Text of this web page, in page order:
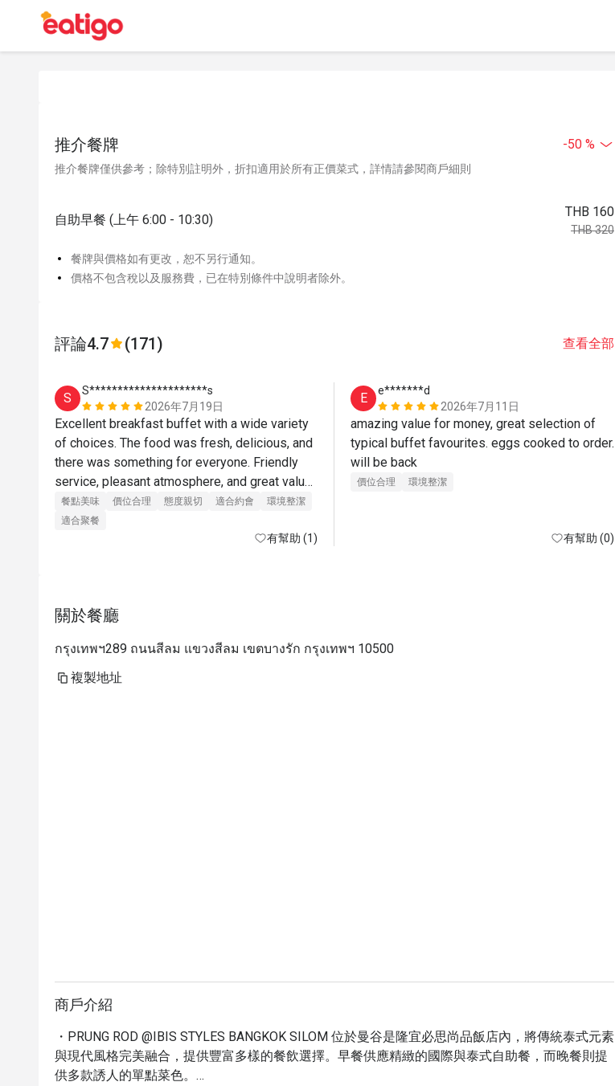
推介餐牌 -50 %
推介餐牌僅供參考；除特別註明外，折扣適用於所有正價菜式，詳情請參閱商戶細則
自助早餐 (上午 6:00 - 10:30)
THB 160
THB 320
餐牌與價格如有更改，恕不另行通知。
價格不包含稅以及服務費，已在特別條件中說明者除外。
評論4.7 (171) 查看全部
S
S*********************s
2026年7月19日
Excellent breakfast buffet with a wide variety
of choices. The food was fresh, delicious, and
there was something for everyone. Friendly
service, pleasant atmosphere, and great value
with Eatigo. Highly recommended!
餐點美味 價位合理 態度親切 適合約會
環境整潔
適合聚餐
有幫助 (1)
E
e*******d
2026年7月11日
amazing value for money, great selection of
typical buffet favourites. eggs cooked to order.
價位合理 環境整潔
有幫助 (0)
關於餐廳
กรุงเทพฯ289 ถนนสีลม แขวงสีลม เขตบางรัก กรุงเทพฯ 10500
複製地址
商戶介紹
・PRUNG ROD @IBIS STYLES BANGKOK SILOM 位於曼谷是隆宜必思尚品飯店內，將傳統泰式元素
與現代風格完美融合，提供豐富多樣的餐飲選擇。早餐供應精緻的國際與泰式自助餐，而晚餐則提
供多款誘人的單點菜色。